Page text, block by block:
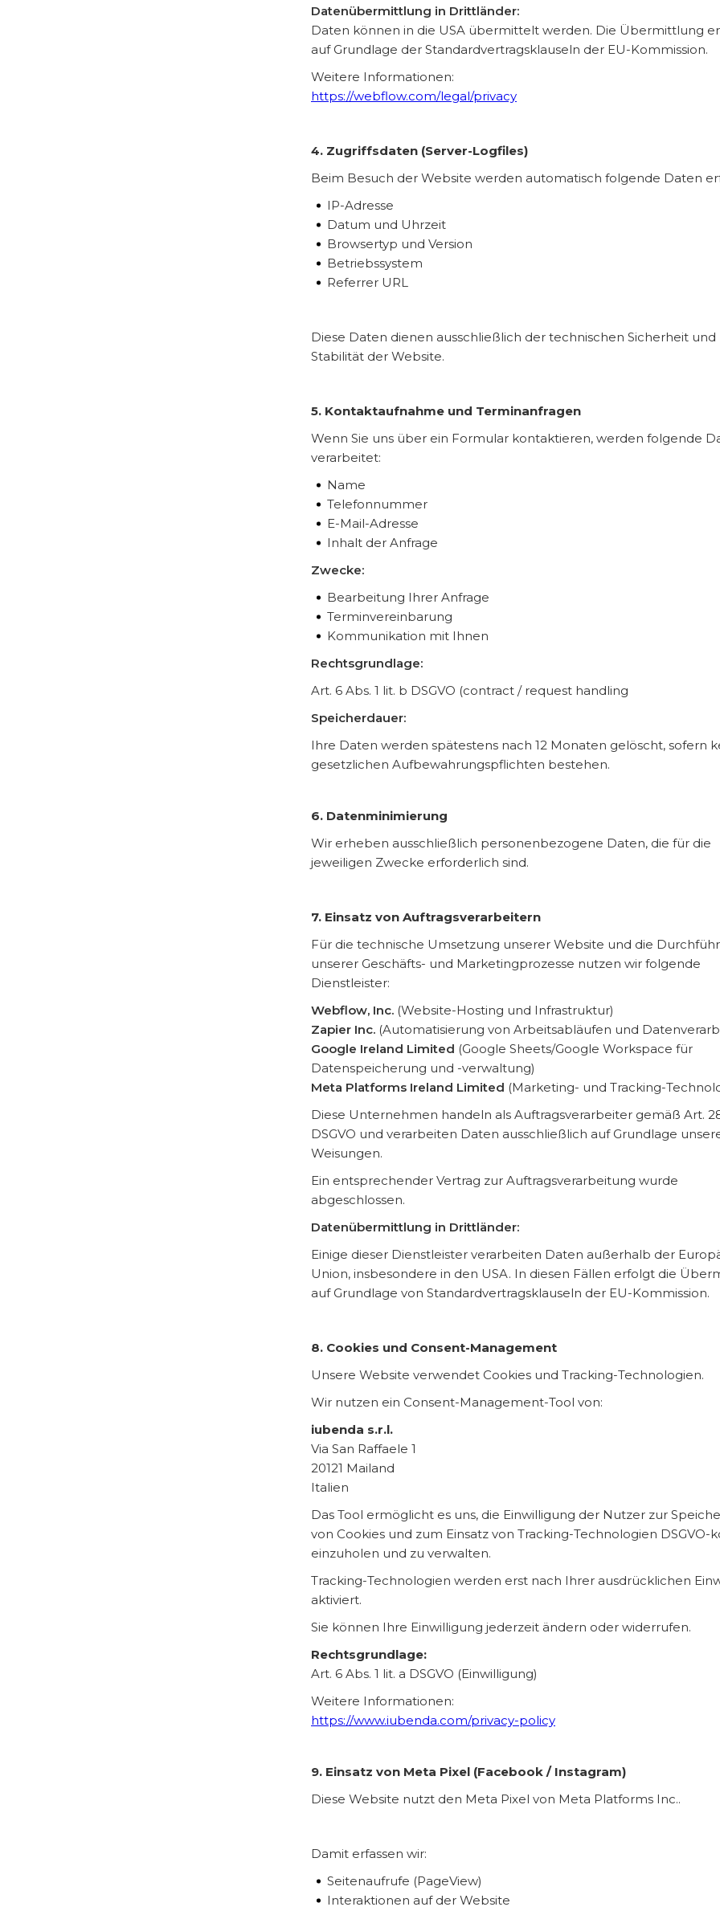
Datenübermittlung in Drittländer:
Daten können in die USA übermittelt werden. Die Übermittlung
auf Grundlage der Standardvertragsklauseln der EU-Kommission.
Weitere Informationen:
https://webflow.com/legal/privacy
4. Zugriffsdaten (Server-Logfiles)
Beim Besuch der Website werden automatisch folgende Daten
IP-Adresse
Datum und Uhrzeit
Browsertyp und Version
Betriebssystem
Referrer URL
Diese Daten dienen ausschließlich der technischen Sicherheit und
Stabilität der Website.
5. Kontaktaufnahme und Terminanfragen
Wenn Sie uns über ein Formular kontaktieren, werden folgende
verarbeitet:
Name
Telefonnummer
E-Mail-Adresse
Inhalt der Anfrage
Zwecke:
Bearbeitung Ihrer Anfrage
Terminvereinbarung
Kommunikation mit Ihnen
Rechtsgrundlage:
Art. 6 Abs. 1 lit. b DSGVO (contract / request handling
Speicherdauer:
Ihre Daten werden spätestens nach 12 Monaten gelöscht, sofern
gesetzlichen Aufbewahrungspflichten bestehen.
6. Datenminimierung
Wir erheben ausschließlich personenbezogene Daten, die für die
jeweiligen Zwecke erforderlich sind.
7. Einsatz von Auftragsverarbeitern
Für die technische Umsetzung unserer Website und die
unserer Geschäfts- und Marketingprozesse nutzen wir folgende
Dienstleister:
Webflow, Inc. (Website-Hosting und Infrastruktur)
Zapier Inc. (Automatisierung von Arbeitsabläufen und
Google Ireland Limited (Google Sheets/Google Workspace für
Datenspeicherung und -verwaltung)
Meta Platforms Ireland Limited (Marketing- und Tracking-
Diese Unternehmen handeln als Auftragsverarbeiter gemäß Art.
DSGVO und verarbeiten Daten ausschließlich auf Grundlage
Weisungen.
Ein entsprechender Vertrag zur Auftragsverarbeitung wurde
abgeschlossen.
Datenübermittlung in Drittländer:
Einige dieser Dienstleister verarbeiten Daten außerhalb der
Union, insbesondere in den USA. In diesen Fällen erfolgt die
auf Grundlage von Standardvertragsklauseln der EU-Kommission.
8. Cookies und Consent-Management
Unsere Website verwendet Cookies und Tracking-Technologien.
Wir nutzen ein Consent-Management-Tool von:
iubenda s.r.l.
Via San Raffaele 1
20121 Mailand
Italien
Das Tool ermöglicht es uns, die Einwilligung der Nutzer zur
von Cookies und zum Einsatz von Tracking-Technologien DSGVO-
einzuholen und zu verwalten.
Tracking-Technologien werden erst nach Ihrer ausdrücklichen
aktiviert.
Sie können Ihre Einwilligung jederzeit ändern oder widerrufen.
Rechtsgrundlage:
Art. 6 Abs. 1 lit. a DSGVO (Einwilligung)
Weitere Informationen:
https://www.iubenda.com/privacy-policy
9. Einsatz von Meta Pixel (Facebook / Instagram)
Diese Website nutzt den Meta Pixel von Meta Platforms Inc..
Damit erfassen wir:
Seitenaufrufe (PageView)
Interaktionen auf der Website